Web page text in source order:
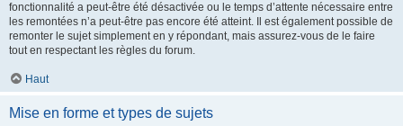
fonctionnalité a peut-être été désactivée ou le temps d’attente nécessaire entre
les remontées n’a peut-être pas encore été atteint. Il est également possible de
remonter le sujet simplement en y répondant, mais assurez-vous de le faire
tout en respectant les règles du forum.
Haut
Mise en forme et types de sujets